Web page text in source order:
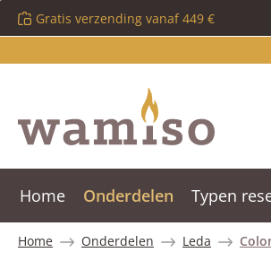
naar de hoofdinhoud
Ga naar de zoekopdracht
Ga naar de hoofdnavigatie
Gratis verzending vanaf 449 €
Home Onderdelen Typen
Home Onderdelen Leda